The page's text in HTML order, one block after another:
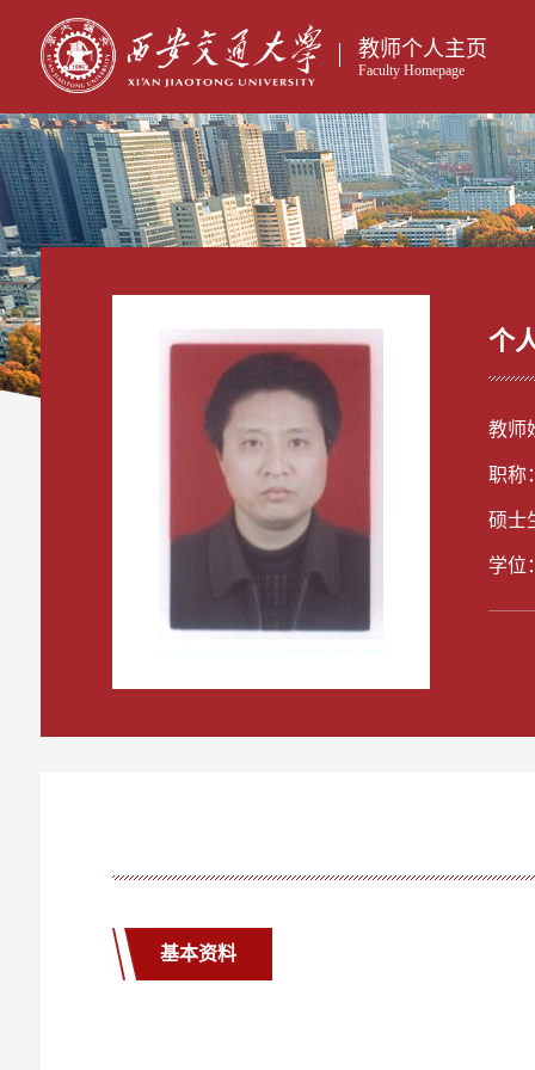
教师个人主页
Faculty Homepage
个
教师
职称
硕士
学位
基本资料